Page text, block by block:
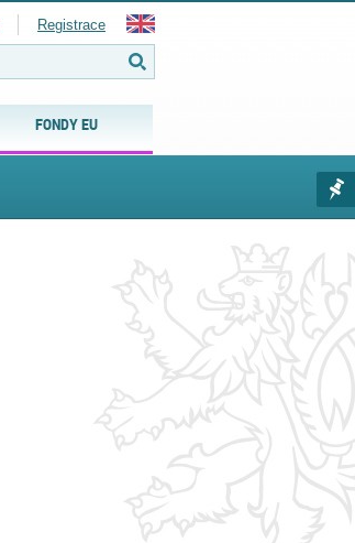
FONDY EU
Registrace